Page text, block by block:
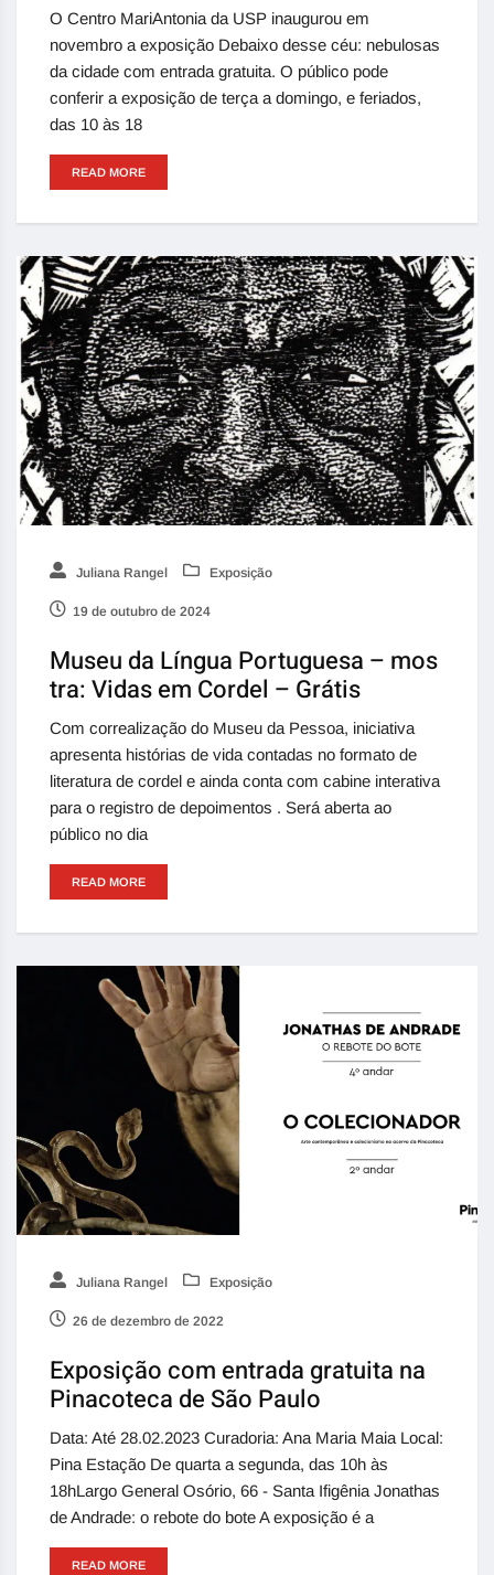
O Centro MariAntonia da USP inaugurou em
novembro a exposição Debaixo desse céu: nebulosas
da cidade com entrada gratuita. O público pode
conferir a exposição de terça a domingo, e feriados,
das 10 às 18
READ MORE
Juliana Rangel Exposição
19 de outubro de 2024
Museu da Língua Portuguesa – mos
tra: Vidas em Cordel – Grátis
Com correalização do Museu da Pessoa, iniciativa
apresenta histórias de vida contadas no formato de
literatura de cordel e ainda conta com cabine interativa
para o registro de depoimentos . Será aberta ao
público no dia
READ MORE
Juliana Rangel Exposição
26 de dezembro de 2022
Exposição com entrada gratuita na
Pinacoteca de São Paulo
Data: Até 28.02.2023 Curadoria: Ana Maria Maia Local:
Pina Estação De quarta a segunda, das 10h às
18hLargo General Osório, 66 - Santa Ifigênia Jonathas
de Andrade: o rebote do bote A exposição é a
READ MORE